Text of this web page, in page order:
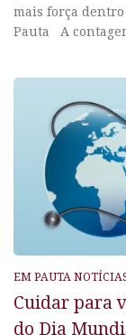
mais força
Pauta A
EM PAUTA
Cuidar para
do Dia